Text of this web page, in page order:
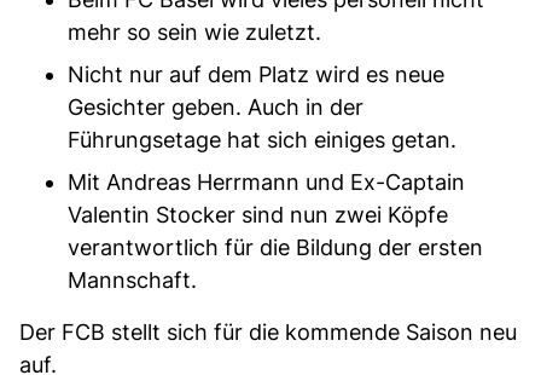
mehr so sein wie zuletzt.
Nicht nur auf dem Platz wird es neue
Gesichter geben. Auch in der
Führungsetage hat sich einiges getan.
Mit Andreas Herrmann und Ex-Captain
Valentin Stocker sind nun zwei Köpfe
verantwortlich für die Bildung der ersten
Mannschaft.
Der FCB stellt sich für die kommende Saison neu
auf.